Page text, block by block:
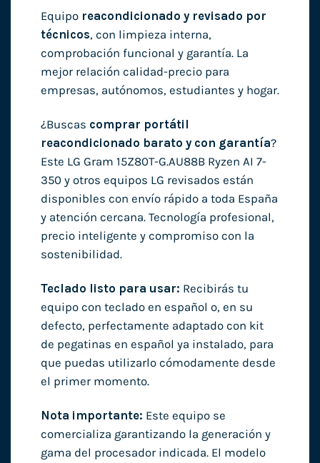
Equipo reacondicionado y revisado por
técnicos, con limpieza interna,
comprobación funcional y garantía. La
mejor relación calidad-precio para
empresas, autónomos, estudiantes y hogar.
¿Buscas comprar portátil
reacondicionado barato y con garantía?
Este LG Gram 15Z80T-G.AU88B Ryzen AI 7-
350 y otros equipos LG revisados están
disponibles con envío rápido a toda España
y atención cercana. Tecnología profesional,
precio inteligente y compromiso con la
sostenibilidad.
Teclado listo para usar: Recibirás tu
equipo con teclado en español o, en su
defecto, perfectamente adaptado con kit
de pegatinas en español ya instalado, para
que puedas utilizarlo cómodamente desde
el primer momento.
Nota importante: Este equipo se
comercializa garantizando la generación y
gama del procesador indicada. El modelo